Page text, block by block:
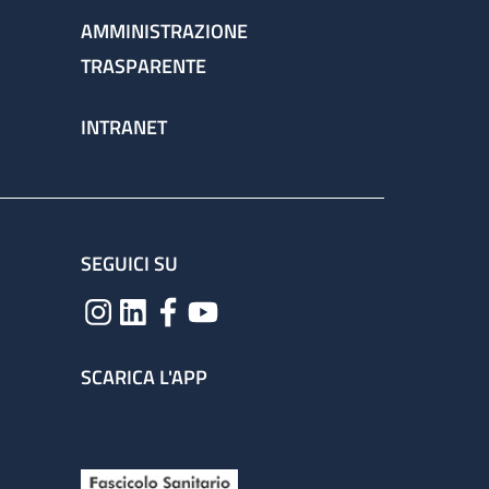
AMMINISTRAZIONE
TRASPARENTE
INTRANET
SEGUICI SU
SCARICA L'APP